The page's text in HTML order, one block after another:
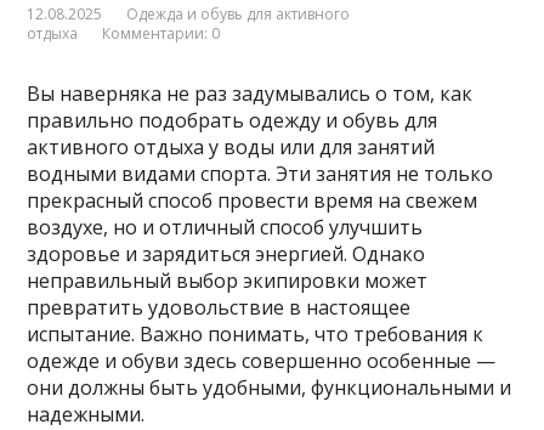
12.08.2025
Одежда и обувь для активного
отдыха
Комментарии: 0
Вы наверняка не раз задумывались о том, как
правильно подобрать одежду и обувь для
активного отдыха у воды или для занятий
водными видами спорта. Эти занятия не только
прекрасный способ провести время на свежем
воздухе, но и отличный способ улучшить
здоровье и зарядиться энергией. Однако
неправильный выбор экипировки может
превратить удовольствие в настоящее
испытание. Важно понимать, что требования к
одежде и обуви здесь совершенно особенные —
они должны быть удобными, функциональными и
надежными.